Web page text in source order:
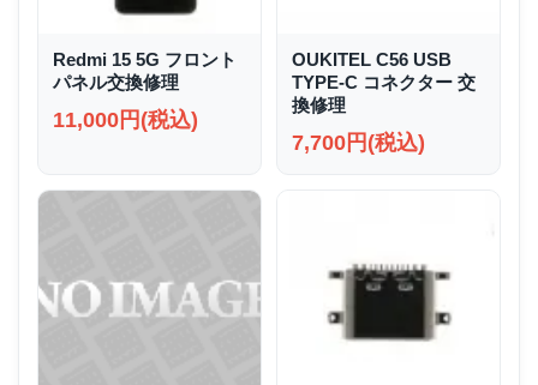
Redmi 15 5G フロント
パネル交換修理
11,000円(税込)
OUKITEL C56 USB
TYPE-C コネクター 交
換修理
7,700円(税込)